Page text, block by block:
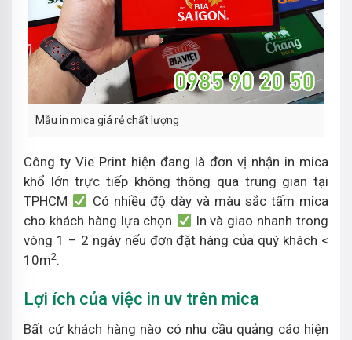
Mẫu in mica giá rẻ chất lượng
Công ty Vie Print hiện đang là đơn vị nhận in mica
khổ lớn trực tiếp không thông qua trung gian tại
TPHCM
Có nhiều độ dày và màu sắc tấm mica
cho khách hàng lựa chọn
In và giao nhanh trong
vòng 1 – 2 ngày nếu đơn đặt hàng của quý khách <
10m2.
Lợi ích của việc in uv trên mica
Bất cứ khách hàng nào có nhu cầu quảng cáo hiện